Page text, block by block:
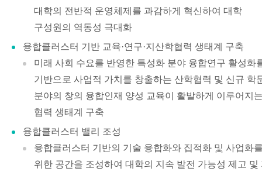
대학의 전반적 운영체제를 과감하게 혁신하여 대학
구성원의 역동성 극대화
융합클러스터 기반 교육·연구·지산학협력 생태계 구축
미래 사회 수요를 반영한 특성화 분야 융합연구 활성화
기반으로 사업적 가치를 창출하는 산학협력 및 신규 학
분야의 창의 융합인재 양성 교육이 활발하게 이루어지
협력 생태계 구축
융합클러스터 밸리 조성
융합클러스터 기반의 기술 융합화와 집적화 및 사업화
위한 공간을 조성하여 대학의 지속 발전 가능성 제고 및